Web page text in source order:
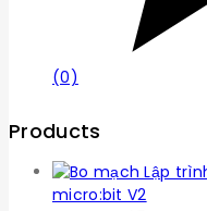
(0)
Products
micro:bit V2